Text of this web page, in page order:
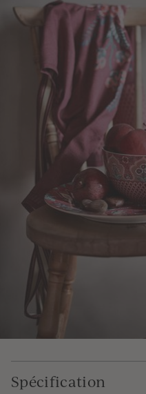
Spécification